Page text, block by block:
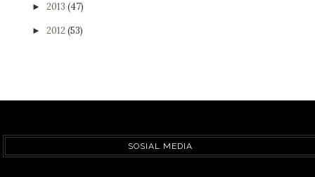
► 2013 (47)
► 2012 (53)
SOSIAL MEDIA